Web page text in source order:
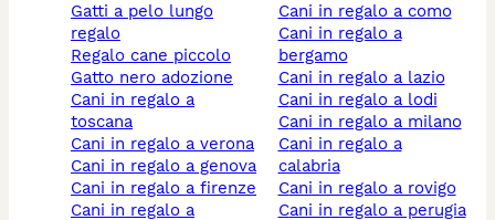
gatti a pelo lungo
regalo
regalo cane piccolo
gatto nero adozione
cani in regalo a
toscana
cani in regalo a verona
cani in regalo a genova
cani in regalo a firenze
cani in regalo a
cani in regalo a como
cani in regalo a
bergamo
cani in regalo a lazio
cani in regalo a lodi
cani in regalo a milano
cani in regalo a
calabria
cani in regalo a rovigo
cani in regalo a perugia